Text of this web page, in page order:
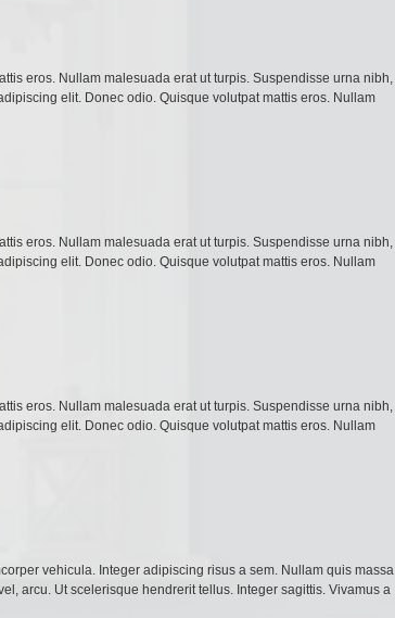
eros. Nullam malesuada erat ut turpis. Suspendisse urna nibh,
elit. Donec odio. Quisque volutpat mattis eros. Nullam
eros. Nullam malesuada erat ut turpis. Suspendisse urna nibh,
elit. Donec odio. Quisque volutpat mattis eros. Nullam
eros. Nullam malesuada erat ut turpis. Suspendisse urna nibh,
elit. Donec odio. Quisque volutpat mattis eros. Nullam
vehicula. Integer adipiscing risus a sem. Nullam quis massa
arcu. Ut scelerisque hendrerit tellus. Integer sagittis. Vivamus a